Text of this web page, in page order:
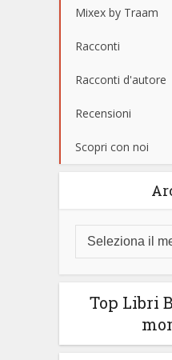
Mixex by Traam
Racconti
Racconti d'autore
Recensioni
Scopri con noi
Top Libri